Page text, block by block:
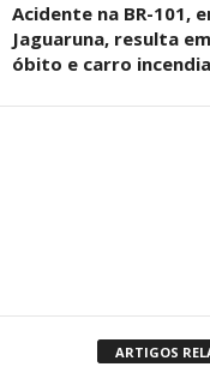
Acidente na BR-101,
Jaguaruna, resulta em
óbito e carro
ARTIGOS